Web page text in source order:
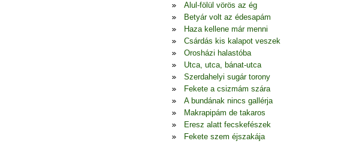
Alul-fölül vörös az ég
Betyár volt az édesapám
Haza kellene már menni
Csárdás kis kalapot veszek
Orosházi halastóba
Utca, utca, bánat-utca
Szerdahelyi sugár torony
Fekete a csizmám szára
A bundának nincs gallérja
Makrapipám de takaros
Eresz alatt fecskefészek
Fekete szem éjszakája